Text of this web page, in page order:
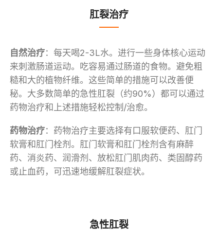
肛裂治疗
自然治疗：每天喝2-3L水。进行一些身体核心运动
来刺激肠道运动。吃容易通过肠道的食物。避免粗
糙和大的植物纤维。这些简单的措施可以改善便
秘。大多数简单的急性肛裂（约90%）都可以通过
药物治疗和上述措施轻松控制/治愈。
药物治疗：药物治疗主要选择有口服软便药、肛门
软膏和肛门栓剂。肛门软膏和肛门栓剂含有麻醉
药、消炎药、润滑剂、放松肛门肌肉药、类固醇药
或止血药，可迅速地缓解肛裂症状。
急性肛裂